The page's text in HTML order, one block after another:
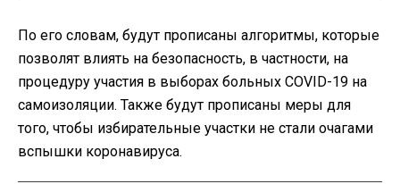
По его словам, будут прописаны алгоритмы, которые
позволят влиять на безопасность, в частности, на
процедуру участия в выборах больных COVID-19 на
самоизоляции. Также будут прописаны меры для
того, чтобы избирательные участки не стали очагами
вспышки коронавируса.